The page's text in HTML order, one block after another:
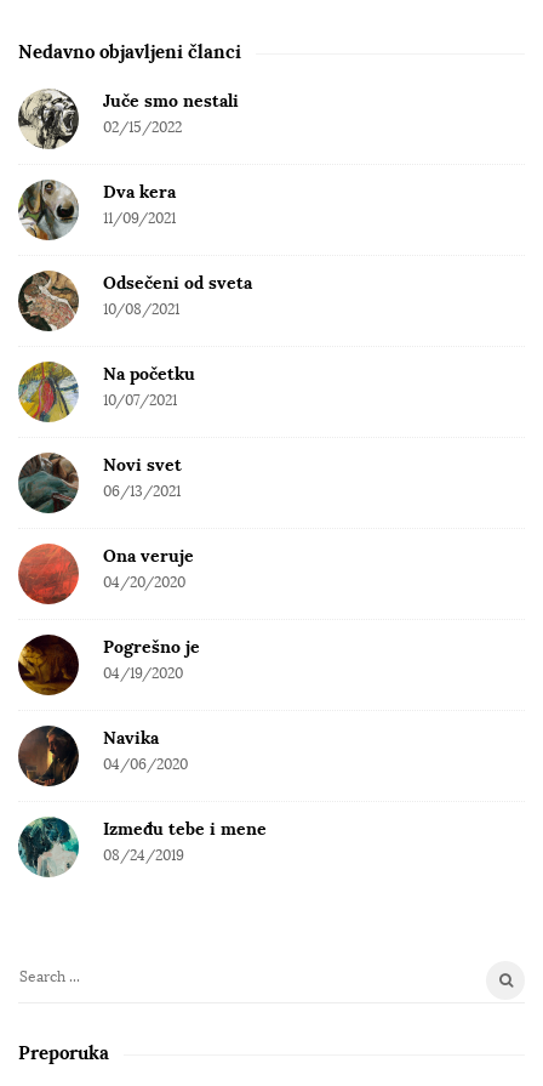
e
a
r
Nedavno objavljeni članci
Juče smo nestali
02/15/2022
Dva kera
11/09/2021
Odsečeni od sveta
10/08/2021
Na početku
10/07/2021
Novi svet
06/13/2021
Ona veruje
04/20/2020
Pogrešno je
04/19/2020
Navika
04/06/2020
Između tebe i mene
08/24/2019
S
a
Preporuka